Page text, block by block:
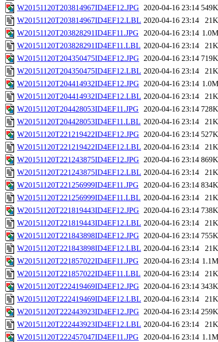
W20151120T203814967ID4EF12.JPG 2020-04-16 23:14 549K
W20151120T203814967ID4EF12.LBL 2020-04-16 23:14
21K
W20151120T203828291ID4EF11.JPG
2020-04-16 23:14 1.0M
W20151120T203828291ID4EF11.LBL 2020-04-16 23:14
21K
W20151120T204350475ID4EF12.JPG 2020-04-16 23:14 719K
W20151120T204350475ID4EF12.LBL 2020-04-16 23:14
21K
W20151120T204414932ID4EF12.JPG 2020-04-16 23:14 1.0M
W20151120T204414932ID4EF12.LBL 2020-04-16 23:14
21K
W20151120T204428053ID4EF11.JPG
2020-04-16 23:14 728K
W20151120T204428053ID4EF11.LBL 2020-04-16 23:14
21K
W20151120T221219422ID4EF12.JPG 2020-04-16 23:14 527K
W20151120T221219422ID4EF12.LBL 2020-04-16 23:14
21K
W20151120T221243875ID4EF12.JPG 2020-04-16 23:14 869K
W20151120T221243875ID4EF12.LBL 2020-04-16 23:14
21K
W20151120T221256999ID4EF11.JPG
2020-04-16 23:14 834K
W20151120T221256999ID4EF11.LBL 2020-04-16 23:14
21K
W20151120T221819443ID4EF12.JPG 2020-04-16 23:14 738K
W20151120T221819443ID4EF12.LBL 2020-04-16 23:14
21K
W20151120T221843898ID4EF12.JPG 2020-04-16 23:14 755K
W20151120T221843898ID4EF12.LBL 2020-04-16 23:14
21K
W20151120T221857022ID4EF11.JPG
2020-04-16 23:14 1.1M
W20151120T221857022ID4EF11.LBL 2020-04-16 23:14
21K
W20151120T222419469ID4EF12.JPG 2020-04-16 23:14 343K
W20151120T222419469ID4EF12.LBL 2020-04-16 23:14
21K
W20151120T222443923ID4EF12.JPG 2020-04-16 23:14 259K
W20151120T222443923ID4EF12.LBL 2020-04-16 23:14
21K
W20151120T222457047ID4EF11.JPG
2020-04-16 23:14 1.1M